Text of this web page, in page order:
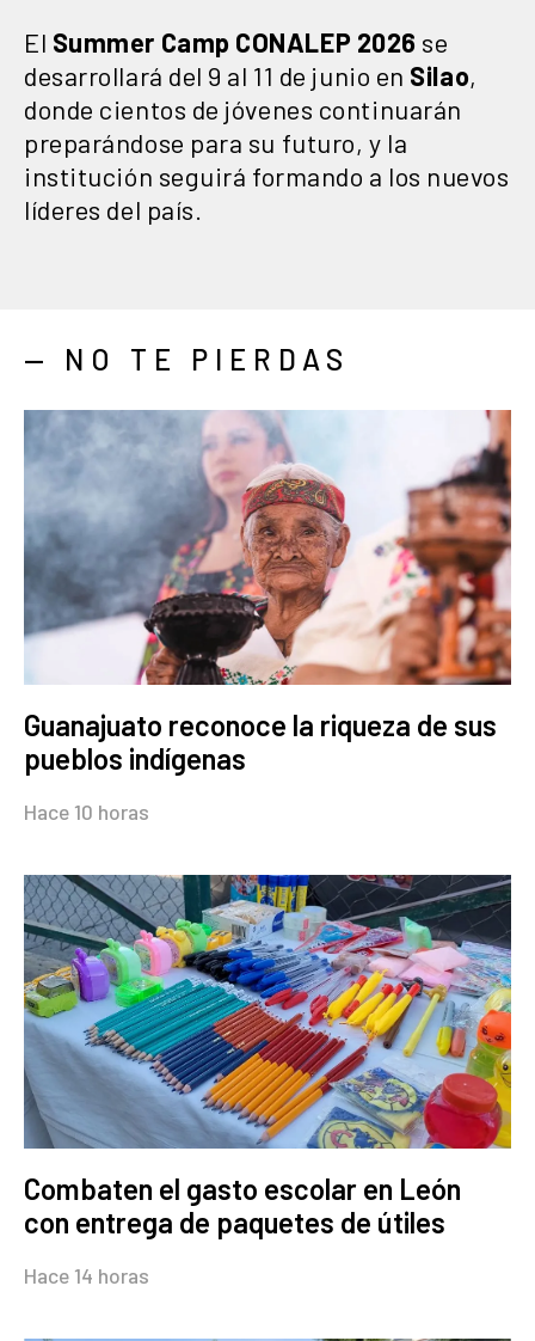
El Summer Camp CONALEP 2026 se
desarrollará del 9 al 11 de junio en Silao,
donde cientos de jóvenes continuarán
preparándose para su futuro, y la
institución seguirá formando a los nuevos
líderes del país.
— NO TE PIERDAS
Guanajuato reconoce la riqueza de sus
pueblos indígenas
Hace 10 horas
Combaten el gasto escolar en León
con entrega de paquetes de útiles
Hace 14 horas